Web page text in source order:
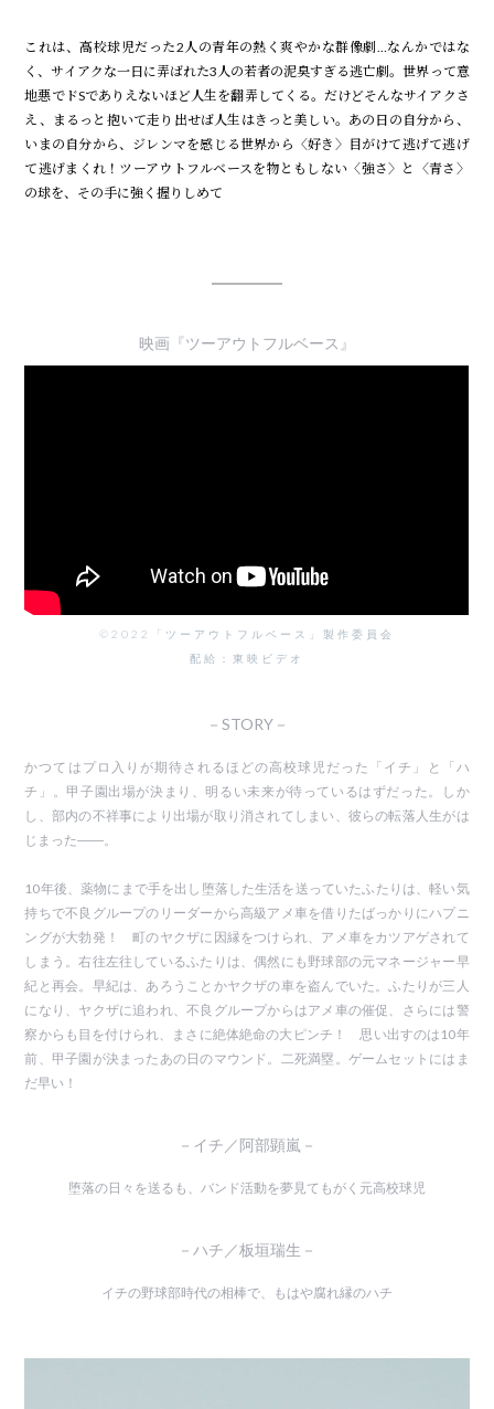
これは、高校球児だった2人の青年の熱く爽やかな群像劇…なんかではな
く、サイアクな一日に弄ばれた3人の若者の泥臭すぎる逃亡劇。世界って意
地悪でドSでありえないほど人生を翻弄してくる。だけどそんなサイアクさ
え、まるっと抱いて走り出せば人生はきっと美しい。あの日の自分から、
いまの自分から、ジレンマを感じる世界から〈好き〉目がけて逃げて逃げ
て逃げまくれ！ツーアウトフルベースを物ともしない〈強さ〉と〈青さ〉
の球を、その手に強く握りしめて――
映画『ツーアウトフルベース』
©2022「ツーアウトフルベース」製作委員会
配給：東映ビデオ
－STORY－
かつてはプロ入りが期待されるほどの高校球児だった「イチ」と「ハ
チ」。甲子園出場が決まり、明るい未来が待っているはずだった。しか
し、部内の不祥事により出場が取り消されてしまい、彼らの転落人生がは
じまった――。
10年後、薬物にまで手を出し堕落した生活を送っていたふたりは、軽い気
持ちで不良グループのリーダーから高級アメ車を借りたばっかりにハプニ
ングが大勃発！ 町のヤクザに因縁をつけられ、アメ車をカツアゲされて
しまう。右往左往しているふたりは、偶然にも野球部の元マネージャー早
紀と再会。早紀は、あろうことかヤクザの車を盗んでいた。ふたりが三人
になり、ヤクザに追われ、不良グループからはアメ車の催促、さらには警
察からも目を付けられ、まさに絶体絶命の大ピンチ！ 思い出すのは10年
前、甲子園が決まったあの日のマウンド。二死満塁。ゲームセットにはま
だ早い！
－イチ／阿部顕嵐－
堕落の日々を送るも、バンド活動を夢見てもがく元高校球児
－ハチ／板垣瑞生－
イチの野球部時代の相棒で、もはや腐れ縁のハチ